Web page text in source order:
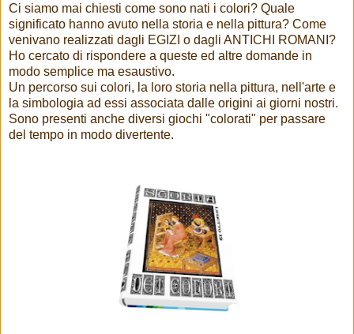
Ci siamo mai chiesti come sono nati i colori? Quale
significato hanno avuto nella storia e nella pittura? Come
venivano realizzati dagli EGIZI o dagli ANTICHI ROMANI?
Ho cercato di rispondere a queste ed altre domande in
modo semplice ma esaustivo.
Un percorso sui colori, la loro storia nella pittura, nell'arte e
la simbologia ad essi associata dalle origini ai giorni nostri.
Sono presenti anche diversi giochi "colorati" per passare
del tempo in modo divertente.